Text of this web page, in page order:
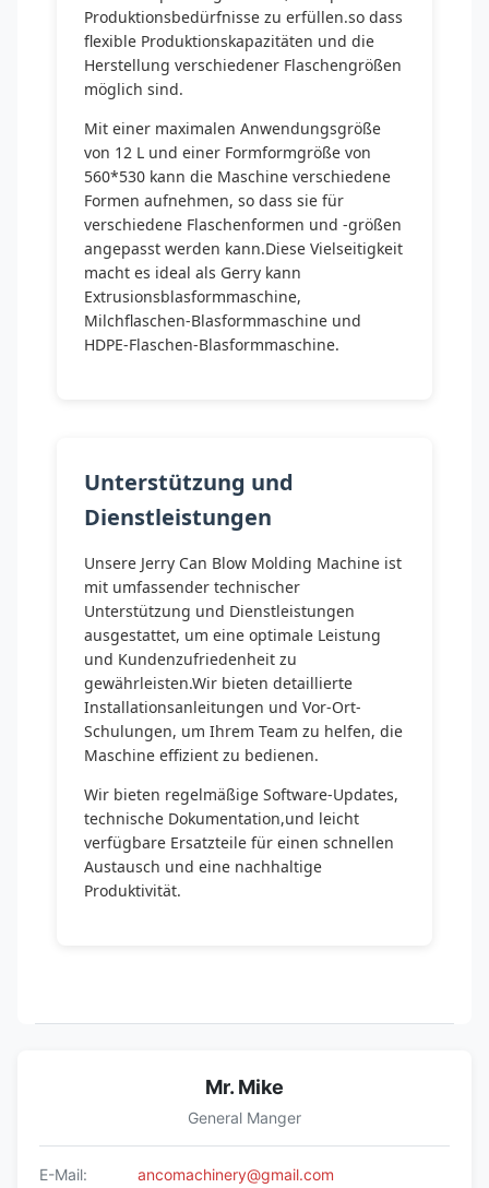
Produktionsbedürfnisse zu erfüllen.so dass
flexible Produktionskapazitäten und die
Herstellung verschiedener Flaschengrößen
möglich sind.
Mit einer maximalen Anwendungsgröße
von 12 L und einer Formformgröße von
560*530 kann die Maschine verschiedene
Formen aufnehmen, so dass sie für
verschiedene Flaschenformen und -größen
angepasst werden kann.Diese Vielseitigkeit
macht es ideal als Gerry kann
Extrusionsblasformmaschine,
Milchflaschen-Blasformmaschine und
HDPE-Flaschen-Blasformmaschine.
Unterstützung und
Dienstleistungen
Unsere Jerry Can Blow Molding Machine ist
mit umfassender technischer
Unterstützung und Dienstleistungen
ausgestattet, um eine optimale Leistung
und Kundenzufriedenheit zu
gewährleisten.Wir bieten detaillierte
Installationsanleitungen und Vor-Ort-
Schulungen, um Ihrem Team zu helfen, die
Maschine effizient zu bedienen.
Wir bieten regelmäßige Software-Updates,
technische Dokumentation,und leicht
verfügbare Ersatzteile für einen schnellen
Austausch und eine nachhaltige
Produktivität.
Mr. Mike
General Manger
E-Mail:
ancomachinery@gmail.com